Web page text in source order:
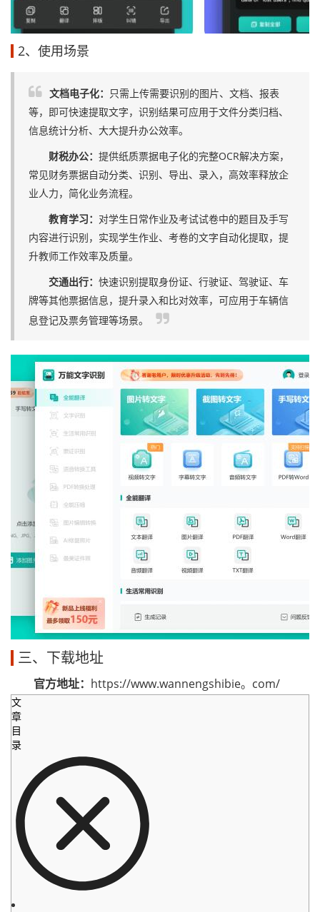
2、使用场景
文档电子化： 只需上传需要识别的图片、文档、报表
等，即可快速提取文字，识别结果可应用于文件分类归档、
信息统计分析、大大提升办公效率。
财税办公： 提供纸质票据电子化的完整OCR解决方案，
常见财务票据自动分类、识别、导出、录入，高效率释放企
业人力，简化业务流程。
教育学习： 对学生日常作业及考试试卷中的题目及手写
内容进行识别，实现学生作业、考卷的文字自动化提取，提
升教师工作效率及质量。
交通出行： 快速识别提取身份证、行驶证、驾驶证、车
牌等其他票据信息，提升录入和比对效率，可应用于车辆信
息登记及票务管理等场景。
三、下载地址
官方地址： https://www.wannengshibie。com/
文
章
目
录